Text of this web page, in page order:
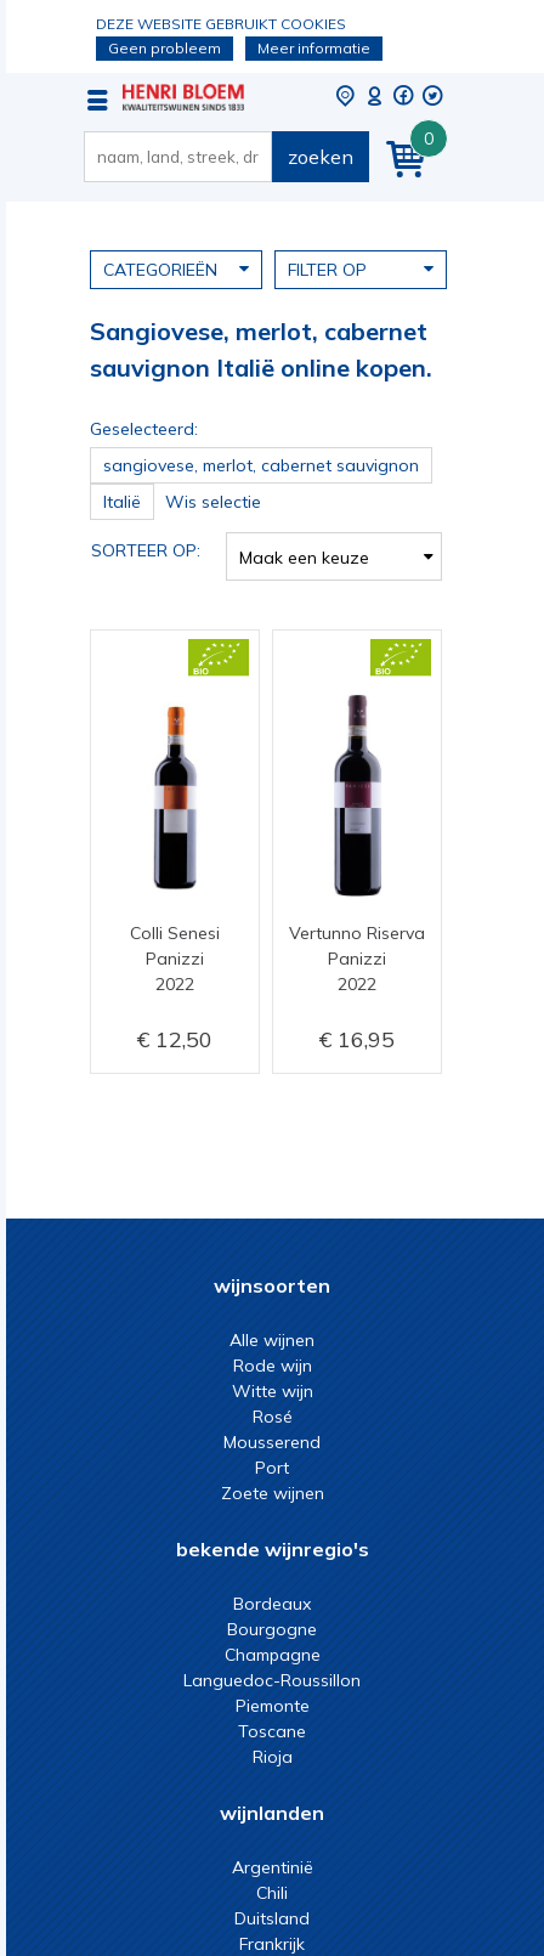
DEZE WEBSITE GEBRUIKT COOKIES
Geen probleem
Meer informatie
0
zoeken
CATEGORIEËN FILTER OP
Sangiovese, merlot, cabernet
sauvignon Italië online kopen.
Geselecteerd:
sangiovese, merlot, cabernet sauvignon
Italië
Wis selectie
SORTEER OP: Maak een keuze
Colli Senesi
Panizzi
2022
12,50
Vertunno Riserva
Panizzi
2022
16,95
wijnsoorten
Alle wijnen
Rode wijn
Witte wijn
Rosé
Mousserend
Port
Zoete wijnen
bekende wijnregio's
Bordeaux
Bourgogne
Champagne
Languedoc-Roussillon
Piemonte
Toscane
Rioja
wijnlanden
Argentinië
Chili
Duitsland
Frankrijk